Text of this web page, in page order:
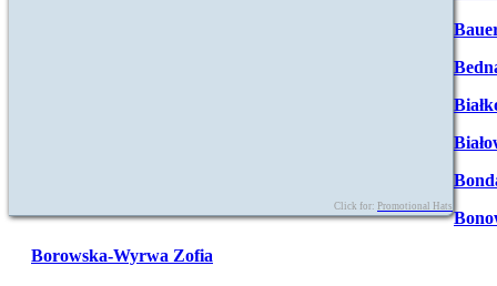
Click for: Promotional Hats
Borowska-Wyrwa Zofia